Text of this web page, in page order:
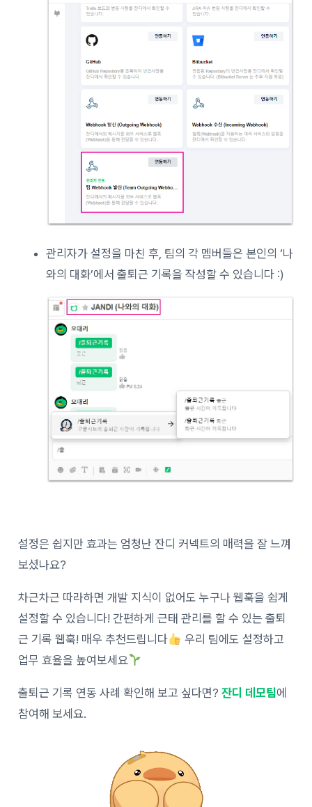
관리자가 설정을 마친 후, 팀의 각 멤버들은 본인의 ‘나
와의 대화’에서 출퇴근 기록을 작성할 수 있습니다 :)
설정은 쉽지만 효과는 엄청난 잔디 커넥트의 매력을 잘 느껴
보셨나요?
차근차근 따라하면 개발 지식이 없어도 누구나 웹훅을 쉽게
설정할 수 있습니다! 간편하게 근태 관리를 할 수 있는 출퇴
근 기록 웹훅! 매우 추천드립니다
우리 팀에도 설정하고
업무 효율을 높여보세요
출퇴근 기록 연동 사례 확인해 보고 싶다면?잔디 데모팀에
참여해 보세요.